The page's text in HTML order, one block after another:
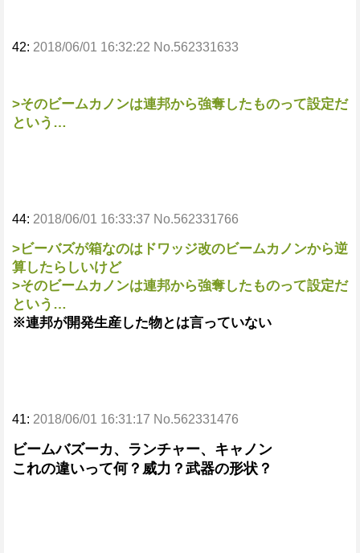
42: 2018/06/01 16:32:22 No.562331633
>そのビームカノンは連邦から強奪したものって設定だ
という…
44: 2018/06/01 16:33:37 No.562331766
>ビーバズが箱なのはドワッジ改のビームカノンから逆
算したらしいけど
>そのビームカノンは連邦から強奪したものって設定だ
という…
※連邦が開発生産した物とは言っていない
41: 2018/06/01 16:31:17 No.562331476
ビームバズーカ、ランチャー、キャノン
これの違いって何？威力？武器の形状？